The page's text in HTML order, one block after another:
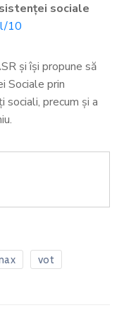
sociale
10
și își propune să
Sociale prin
sociali, precum și a
vot